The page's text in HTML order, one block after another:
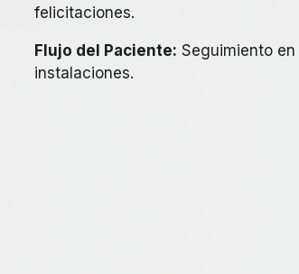
felicitaciones.
Flujo del Paciente: Seguimiento
instalaciones.